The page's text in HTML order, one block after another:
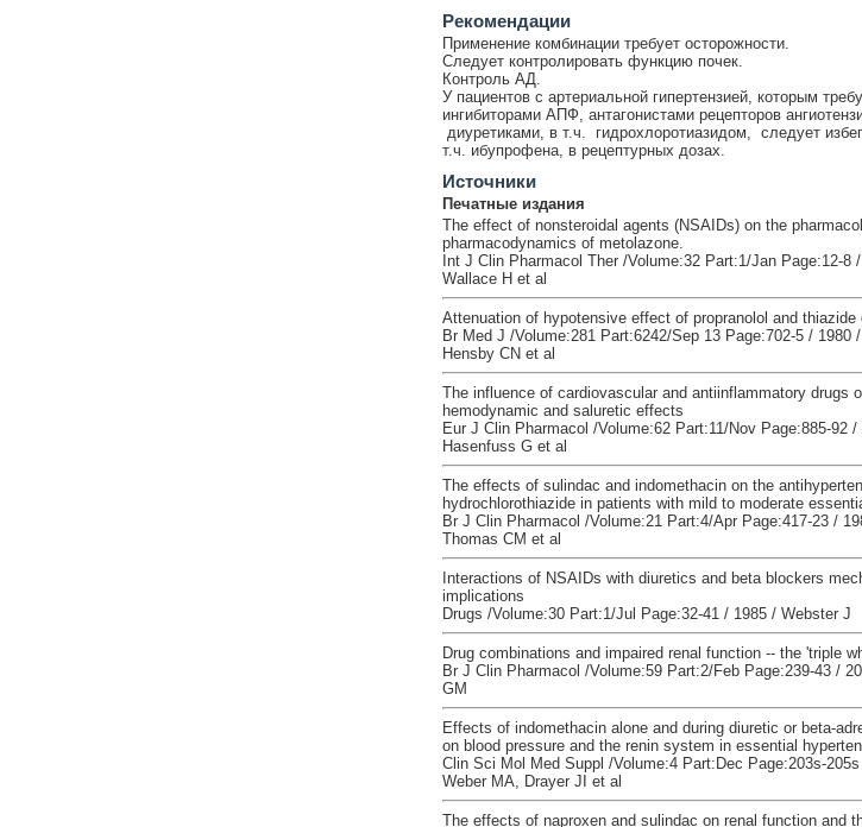
Рекомендации
Применение комбинации требует осторожности.
Следует контролировать функцию почек.
Контроль АД.
У пациентов с артериальной гипертензией, которым
ингибиторами АПФ, антагонистами рецепторов
диуретиками, в т.ч. гидрохлоротиазидом, следует
т.ч. ибупрофена, в рецептурных дозах.
Источники
Печатные издания
The effect of nonsteroidal agents (NSAIDs) on the
pharmacodynamics of metolazone.
Int J Clin Pharmacol Ther /Volume:32 Part:1/Jan Page:12-8
Wallace H et al
Attenuation of hypotensive effect of propranolol and
Br Med J /Volume:281 Part:6242/Sep 13 Page:702-5 / 1980
Hensby CN et al
The influence of cardiovascular and antiinflammatory drugs
hemodynamic and saluretic effects
Eur J Clin Pharmacol /Volume:62 Part:11/Nov Page:885-92
Hasenfuss G et al
The effects of sulindac and indomethacin on the
hydrochlorothiazide in patients with mild to moderate
Br J Clin Pharmacol /Volume:21 Part:4/Apr Page:417-23 /
Thomas CM et al
Interactions of NSAIDs with diuretics and beta blockers
implications
Drugs /Volume:30 Part:1/Jul Page:32-41 / 1985 / Webster J
Drug combinations and impaired renal function -- the 'triple
Br J Clin Pharmacol /Volume:59 Part:2/Feb Page:239-43 /
GM
Effects of indomethacin alone and during diuretic or beta-
on blood pressure and the renin system in essential
Clin Sci Mol Med Suppl /Volume:4 Part:Dec Page:203s-
Weber MA, Drayer JI et al
The effects of naproxen and sulindac on renal function and